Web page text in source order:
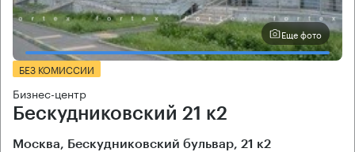
Еще фото
БЕЗ КОМИССИИ
Бизнес-центр
Бескудниковский 21 к2
Москва, Бескудниковский бульвар, 21 к2